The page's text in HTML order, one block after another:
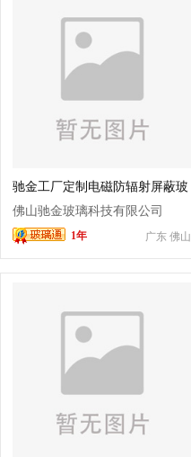
驰金工厂定制电磁防辐射屏蔽玻
璃
佛山驰金玻璃科技有限公司
广东 佛山
1年